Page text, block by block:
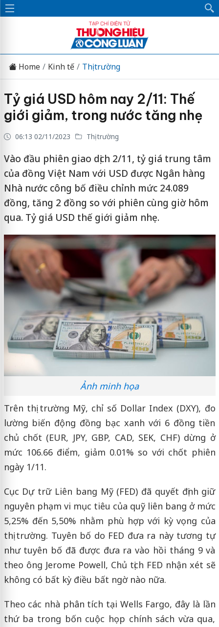
Home Kinh tế Thị trường
Tỷ giá USD hôm nay 2/11: Thế
giới giảm, trong nước tăng nhẹ
06:13 02/11/2023 Thị trường
Vào đầu phiên giao dịch 2/11, tỷ giá trung tâm
của đồng Việt Nam với USD được Ngân hàng
Nhà nước công bố điều chỉnh mức 24.089
đồng, tăng 2 đồng so với phiên cùng giờ hôm
qua. Tỷ giá USD thế giới giảm nhẹ.
Ảnh minh họa
Trên thị trường Mỹ, chỉ số Dollar Index (DXY), đo
lường biến động đồng bạc xanh với 6 đồng tiền
chủ chốt (EUR, JPY, GBP, CAD, SEK, CHF) dừng ở
mức 106.66 điểm, giảm 0.01% so với chốt phiên
ngày 1/11.
Cục Dự trữ Liên bang Mỹ (FED) đã quyết định giữ
nguyên phạm vi mục tiêu của quỹ liên bang ở mức
5,25% đến 5,50% nhằm phù hợp với kỳ vọng của
thị trường. Tuyên bố do FED đưa ra này tương tự
như tuyên bố đã được đưa ra vào hồi tháng 9 và
theo ông Jerome Powell, Chủ tịch FED nhận xét sẽ
không có bất kỳ điều bất ngờ nào nữa.
Theo các nhà phân tích tại Wells Fargo, đây là lần
thứ ba trong bốn cuộc họp chính sách vừa qua,